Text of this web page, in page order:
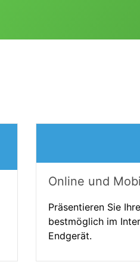
Online und
Präsentieren Sie
bestmöglich im
Endgerät.